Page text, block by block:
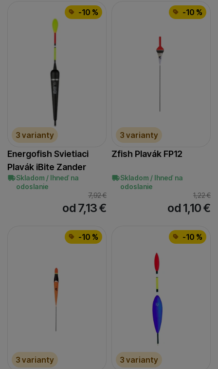
-10 %
3 varianty
Energofish Svietiaci
Plavák iBite Zander
Skladom / Ihneď na
odoslanie
7,92€
od 7,13€
-10 %
3 varianty
Zfish Plavák FP12
Skladom / Ihneď na
odoslanie
1,22€
od 1,10€
-10 %
3 varianty
-10 %
3 varianty